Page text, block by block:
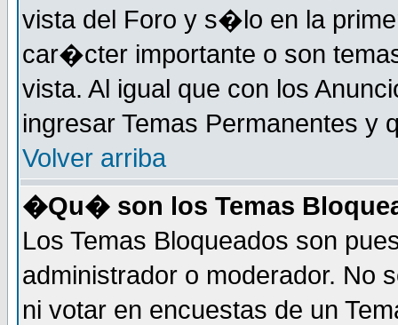
vista del Foro y s�lo en la
car�cter importante o son
vista. Al igual que con los
ingresar Temas Permanentes y
Volver arriba
�Qu� son los Temas
Los Temas Bloqueados son
administrador o moderador. No
ni votar en encuestas de un